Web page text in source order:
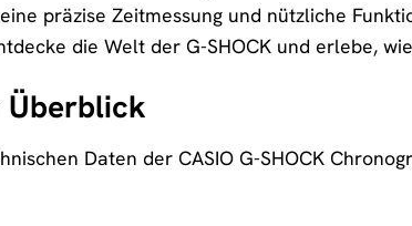
präzise Zeitmessung und nützliche
die Welt der G-SHOCK und erlebe,
Überblick
Daten der CASIO G-SHOCK